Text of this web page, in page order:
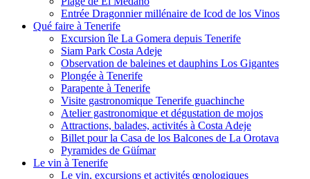
Entrée Dragonnier millénaire de Icod de los Vinos
Qué faire à Tenerife
Excursion île La Gomera depuis Tenerife
Siam Park Costa Adeje
Observation de baleines et dauphins Los Gigantes
Plongée à Tenerife
Parapente à Tenerife
Visite gastronomique Tenerife guachinche
Atelier gastronomique et dégustation de mojos
Attractions, balades, activités à Costa Adeje
Billet pour la Casa de los Balcones de La Orotava
Pyramides de Güímar
Le vin à Tenerife
Le vin, excursions et activités œnologiques